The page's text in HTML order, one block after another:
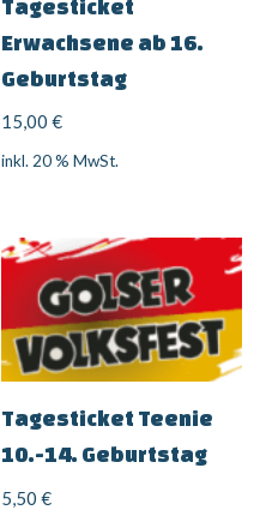
Tagesticket
Erwachsene ab 16.
Geburtstag
15,00€
inkl. 20 % MwSt.
Tagesticket Teenie
10.-14. Geburtstag
5,50€